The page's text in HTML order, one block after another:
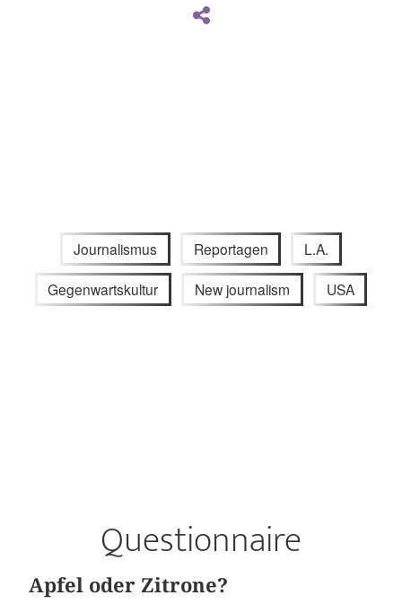
Journalismus Reportagen L.A.
Gegenwartskultur New journalism USA
Questionnaire
Apfel oder Zitrone?